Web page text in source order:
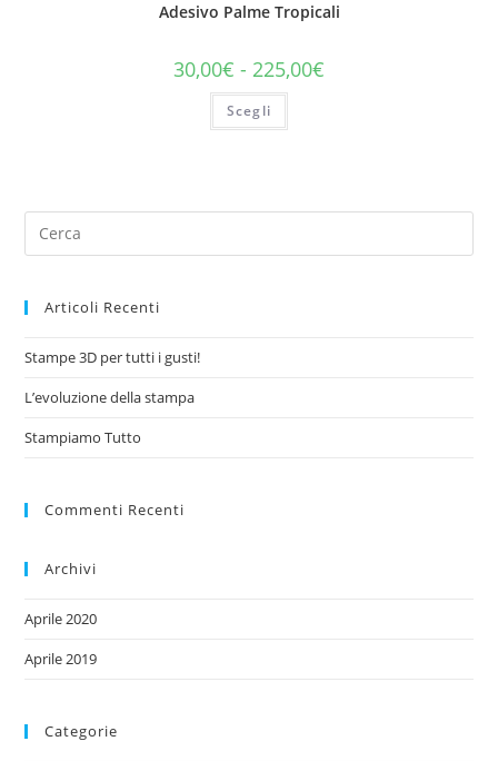
Adesivo Palme Tropicali
30,00€ - 225,00€
Scegli
Articoli Recenti
Stampe 3D per tutti i gusti!
L’evoluzione della stampa
Stampiamo Tutto
Commenti Recenti
Archivi
Aprile 2020
Aprile 2019
Categorie